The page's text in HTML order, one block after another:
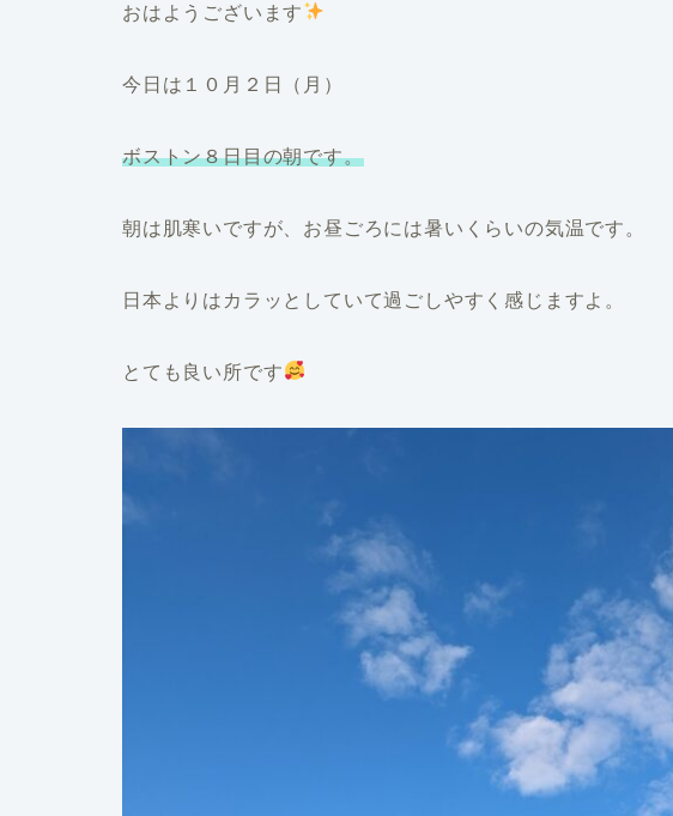
おはようございます
今日は１０月２日（月）
ボストン８日目の朝です。
朝は肌寒いですが、お昼ごろには暑いくらいの気温です。
日本よりはカラッとしていて過ごしやすく感じますよ。
とても良い所です